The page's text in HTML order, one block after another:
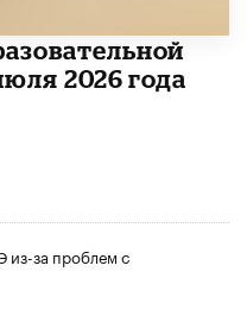
2026 года
из-за проблем с